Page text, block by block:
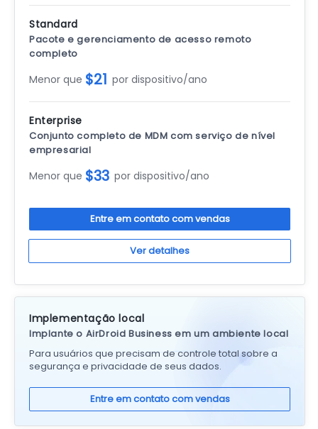
Standard
Pacote e gerenciamento de acesso remoto
completo
Menor que $21 por dispositivo/ano
Enterprise
Conjunto completo de MDM com serviço de nível
empresarial
Menor que $33 por dispositivo/ano
Entre em contato com vendas
Ver detalhes
Implementação local
Implante o AirDroid Business em um ambiente local
Para usuários que precisam de controle total sobre a
segurança e privacidade de seus dados.
Entre em contato com vendas